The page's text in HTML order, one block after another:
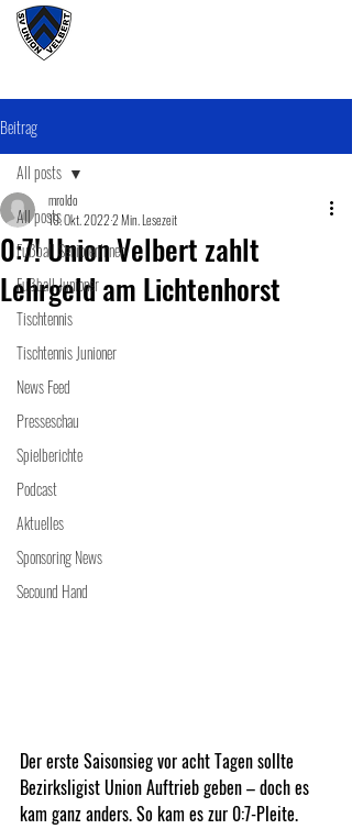
Beitrag
All posts
Fußball SeniorenInnen
Fußball Junioner
Tischtennis
Tischtennis Junioner
News Feed
Presseschau
Spielberichte
Podcast
Aktuelles
Sponsoring News
Secound Hand
All posts
0:7! Union Velbert zahlt
Lehrgeld am Lichtenhorst
mroldo
19. Okt. 20222 Min. Lesezeit
Der erste Saisonsieg vor acht Tagen sollte
Bezirksligist Union Auftrieb geben – doch es
kam ganz anders. So kam es zur 0:7-Pleite.